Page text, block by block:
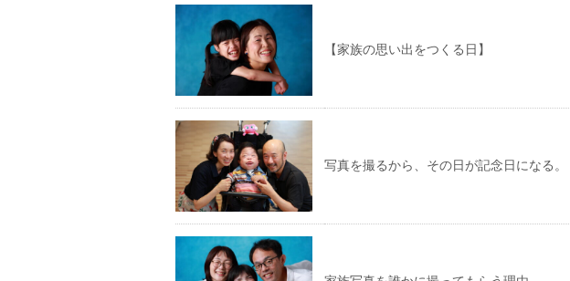
【家族の思い出をつくる日】
写真を撮るから、その日が記念日になる。